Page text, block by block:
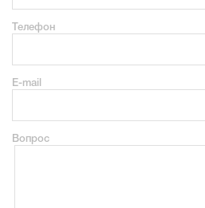
Телефон
E-mail
Вопрос